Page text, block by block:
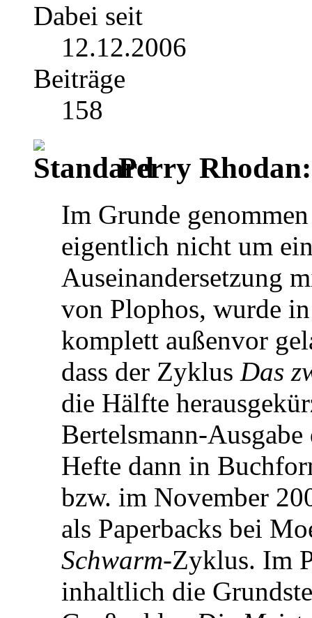
Dabei seit
12.12.2006
Beiträge
158
Perry
Im Grunde
eigentlich nicht um
Auseinandersetzung
von Plophos, wurde
komplett außenvor
dass der Zyklus Das
die Hälfte
Bertelsmann-
Hefte dann in
bzw. im November
als Paperbacks bei
Schwarm-Zyklus. Im
inhaltlich die